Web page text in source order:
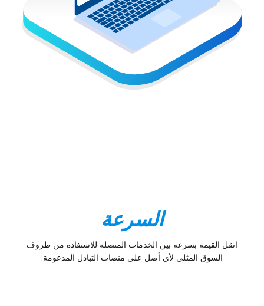
السرعة
انقل القيمة بسرعة بين الخدمات المتصلة للاستفادة من ظروف
السوق المثلى لأي أصل على منصات التبادل المدعومة.